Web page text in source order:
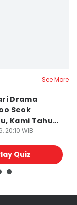
See More
Drama
Seok
Kami Tahu
Cocok
20:10 WIB
Quiz